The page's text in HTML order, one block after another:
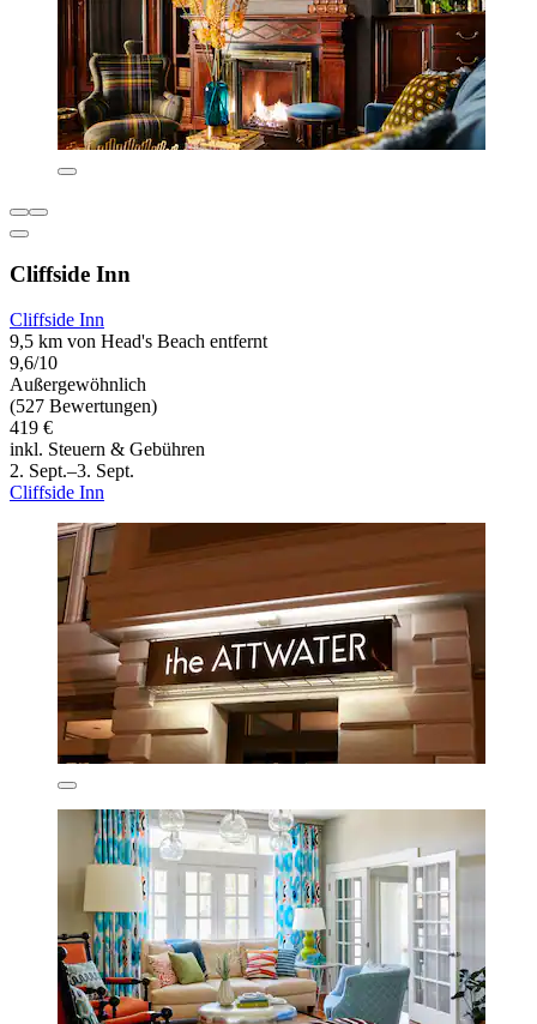
Cliffside Inn
Cliffside Inn
9,5 km von Head's Beach entfernt
9,6/10
Außergewöhnlich
(527 Bewertungen)
419 €
inkl. Steuern & Gebühren
2. Sept.–3. Sept.
Cliffside Inn